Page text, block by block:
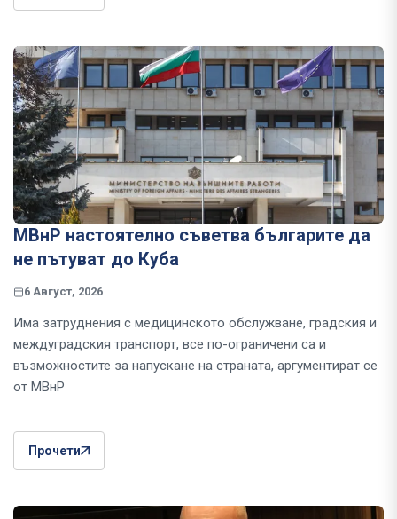
МВнР настоятелно съветва българите да
не пътуват до Куба
6 Август, 2026
Има затруднения с медицинското обслужване, градския и
междуградския транспорт, все по-ограничени са и
възможностите за напускане на страната, аргументират се
от МВнР
Прочети